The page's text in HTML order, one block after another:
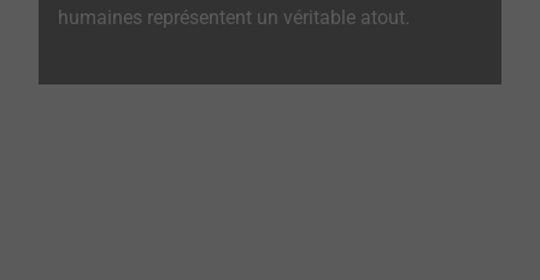
humaines représentent un véritable atout.